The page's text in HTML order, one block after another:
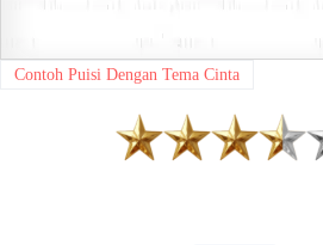
Contoh Puisi Dengan Tema Cinta